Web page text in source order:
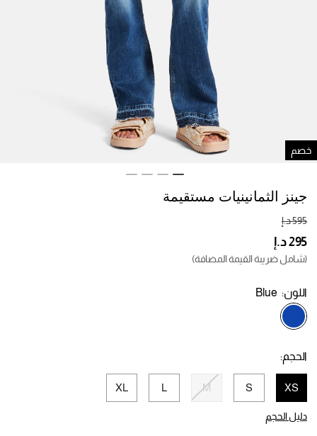
جينز الثمانينيات مستقيمة
(شامل ضريبة القيمة المضافة)
اللون:Blue
الحجم:
XS
selected
XL
دليل الحجم